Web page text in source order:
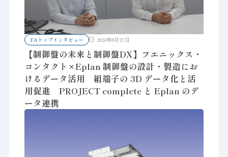
FAトップインタビュー 2024年8月27日
【制御盤の未来と制御盤DX】フエニックス・
コンタクト×Eplan 制御盤の設計・製造にお
けるデータ活用 組端子の 3D データ化と活
用促進 PROJECT complete と Eplan のデ
ータ連携